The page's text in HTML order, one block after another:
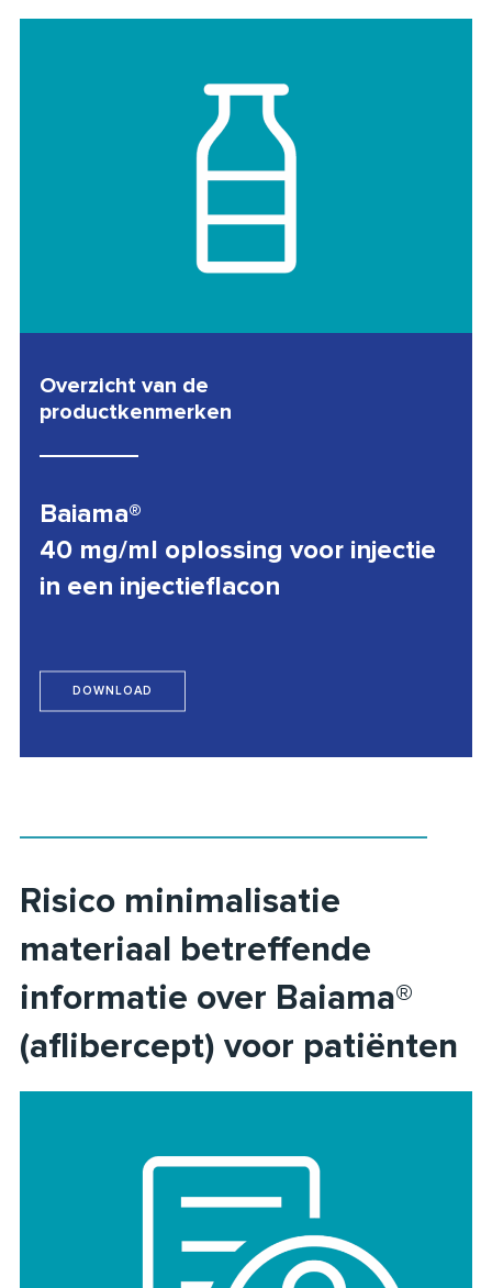
Overzicht van de
productkenmerken
Baiama®
40 mg/ml oplossing voor injectie
in een injectieflacon
DOWNLOAD
Risico minimalisatie
materiaal betreffende
informatie over Baiama®
(aflibercept) voor patiënten